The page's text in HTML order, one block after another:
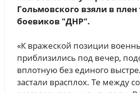
Гольмовского взяли в плен
боевиков "ДНР".
«К вражеской позиции
приблизились под вечер,
вплотную без единого
застали врасплох. Те между